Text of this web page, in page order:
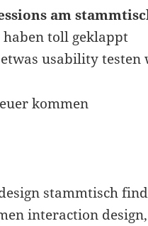
am
haben toll geklappt
usability
kommen
stammtisch
interaction